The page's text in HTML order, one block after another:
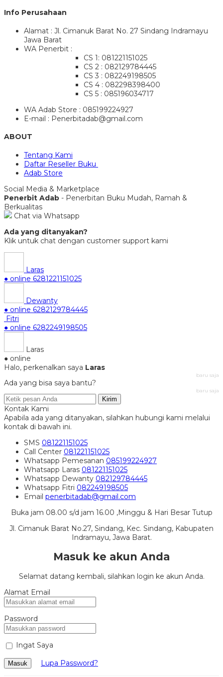
Info Perusahaan
Alamat : Jl. Cimanuk Barat No. 27 Sindang Indramayu
Jawa Barat
WA Penerbit :
CS 1: 081221151025
CS 2 : 082129784445
CS 3 : 082249198505
CS 4 : 082298398400
CS 5 : 085196034717
WA Adab Store : 085199224927
E-mail : Penerbitadab@gmail.com
ABOUT
Tentang Kami
Daftar Reseller Buku
Adab Store
Social Media & Marketplace
Penerbit Adab - Penerbitan Buku Mudah, Ramah &
Berkualitas
Chat via Whatsapp
Ada yang ditanyakan?
Klik untuk chat dengan customer support kami
Laras
● online 6281221151025
Dewanty
● online 6282129784445
Fitri
● online 6282249198505
Laras
● online
Halo, perkenalkan saya Laras
baru saja
Ada yang bisa saya bantu?
baru saja
Kirim
Kontak Kami
Apabila ada yang ditanyakan, silahkan hubungi kami melalui
kontak di bawah ini.
SMS 081221151025
Call Center 081221151025
Whatsapp Pemesanan 085199224927
Whatsapp Laras 081221151025
Whatsapp Dewanty 082129784445
Whatsapp Fitri 082249198505
Email penerbitadab@gmail.com
Buka jam 08.00 s/d jam 16.00 ,Minggu & Hari Besar Tutup
Jl. Cimanuk Barat No.27, Sindang, Kec. Sindang, Kabupaten
Indramayu, Jawa Barat.
Masuk ke akun Anda
Selamat datang kembali, silahkan login ke akun Anda.
Alamat Email
Password
Ingat Saya
Masuk Lupa Password?